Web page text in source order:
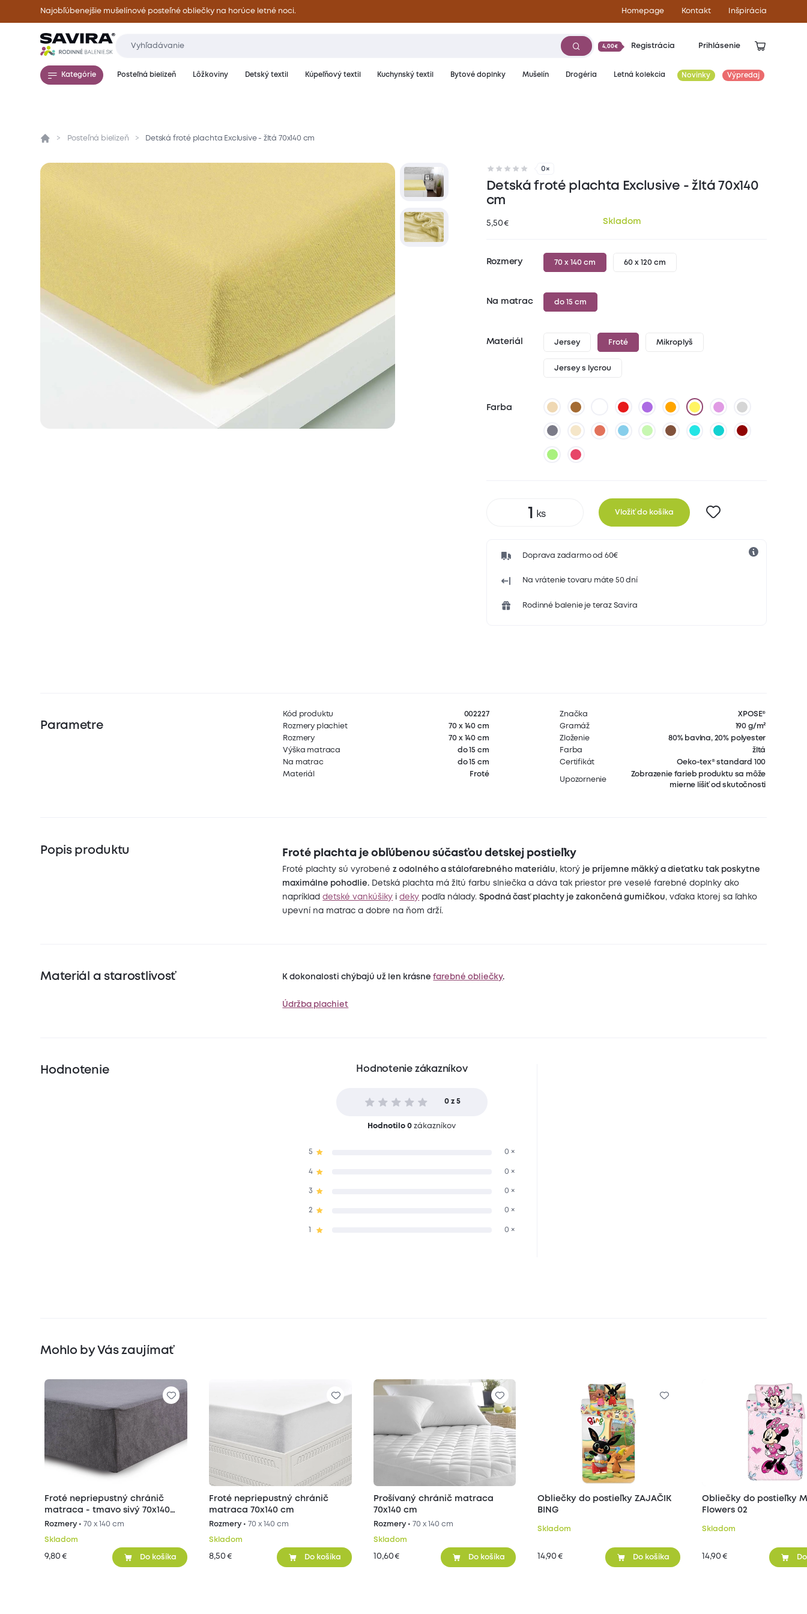
Najobľúbenejšie mušelínové posteľné obliečky na horúce letné noci. Homepage Kontakt Inšpirácia
4,00€ Registrácia Prihlásenie
Kategórie Posteľná bielizeň Lôžkoviny Detský textil Kúpeľňový textil Kuchynský textil Bytové doplnky Mušelín Drogéria Letná kolekcia Novinky Výpredaj
Prehľad Parametre Popis produktu Materiál a starostlivosť
Posteľná bielizeň Detská froté plachta Exclusive - žltá 70x140 cm
0×
Detská froté plachta Exclusive - žltá 70x140
cm
5,50 € Skladom
Rozmery 70 x 140 cm 60 x 120 cm
Na matrac do 15 cm
Materiál Jersey Froté Mikroplyš
Jersey s lycrou
Farba
Vložiť do košíka
Doprava zadarmo od 60€
Na vrátenie tovaru máte 50 dní
Rodinné balenie je teraz Savira
Parametre
Kód produktu
002227
Rozmery plachiet
70 x 140 cm
Rozmery
70 x 140 cm
Výška matraca
do 15 cm
Na matrac
do 15 cm
Materiál
Froté
Značka
XPOSE®
Gramáž
190 g/m²
Zloženie
80% bavlna, 20% polyester
Farba
žltá
Certifikát
Oeko-tex® standard 100
Upozornenie
Zobrazenie farieb produktu sa môže
mierne líšiť od skutočnosti
Popis produktu Froté plachta je obľúbenou súčasťou detskej postieľky
Froté plachty sú vyrobenéz odolného a stálofarebného materiálu, ktorý je príjemne mäkký a dieťatku tak poskytne
maximálne pohodlie. Detská plachta má žltú farbu slniečka a dáva tak priestor pre veselé farebné doplnky ako
napríkladdetské vankúšiky ideky podľa nálady.Spodná časť plachty je zakončená gumičkou, vďaka ktorej sa ľahko
upevní na matrac a dobre na ňom drží.
Materiál a starostlivosť K dokonalosti chýbajú už len krásnefarebné obliečky.
Údržba plachiet
Hodnotenie Hodnotenie zákazníkov
0 z 5
Hodnotilo 0 zákazníkov
5 0 ×
4 0 ×
3 0 ×
2 0 ×
0 ×
Mohlo by Vás zaujímať
Froté nepriepustný chránič
matraca - tmavo sivý 70x140
cm
Rozmery • 70 x 140 cm
Skladom
9,80 € Do košíka
Froté nepriepustný chránič
matraca 70x140 cm
Rozmery • 70 x 140 cm
Skladom
8,50 € Do košíka
Prošívaný chránič matraca
70x140 cm
Rozmery • 70 x 140 cm
Skladom
10,60 € Do košíka
Obliečky do postieľky ZAJAČIK
BING
Skladom
14,90 € Do košíka
Obliečky do postieľky
Flowers 02
Skladom
14,90 €